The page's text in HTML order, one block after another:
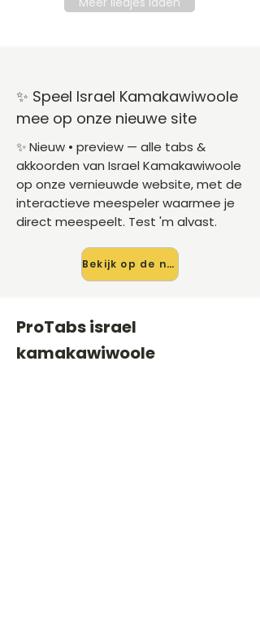
✨ Speel Israel Kamakawiwoole
mee op onze nieuwe site
✨ Nieuw • preview — alle tabs &
akkoorden van Israel Kamakawiwoole
op onze vernieuwde website, met de
interactieve meespeler waarmee je
direct meespeelt. Test 'm alvast.
Bekijk op de nieuwe site →
ProTabs israel
kamakawiwoole